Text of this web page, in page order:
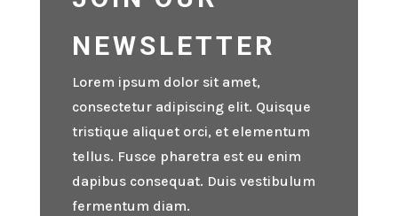
NEWSLETTER
Lorem ipsum dolor sit amet,
consectetur adipiscing elit. Quisque
tristique aliquet orci, et elementum
tellus. Fusce pharetra est eu enim
dapibus consequat. Duis vestibulum
fermentum diam.